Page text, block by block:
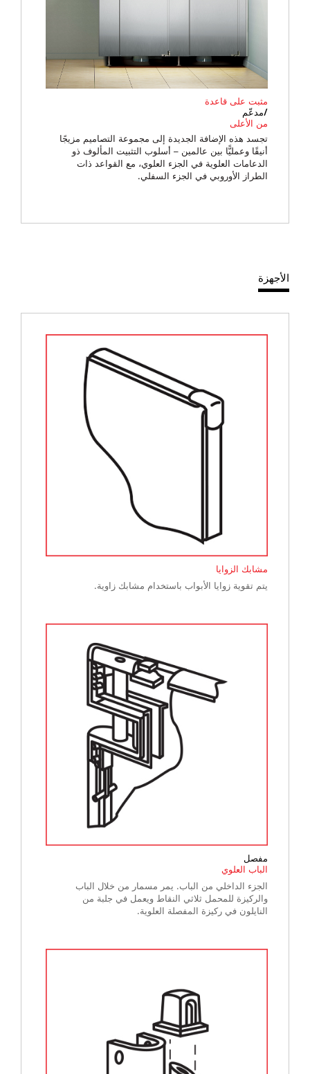
مثبت على قاعدة
/مدعّم
من الأعلى
تجسد هذه الإضافة الجديدة إلى مجموعة التصاميم مزيجًا
أنيقًا وعمليًّا بين عالمين – أسلوب التثبيت المألوف ذو
الدعامات العلوية في الجزء العلوي، مع القواعد ذات
الطراز الأوروبي في الجزء السفلي.
الأجهزة
مشابك الزوايا
يتم تقوية زوايا الأبواب باستخدام مشابك زاوية.
مفصل
الباب العلوي
الجزء الداخلي من الباب. يمر مسمار من خلال الباب
والركيزة للمحمل ثلاثي النقاط ويعمل في جلبة من
النايلون في ركيزة المفصلة العلوية.